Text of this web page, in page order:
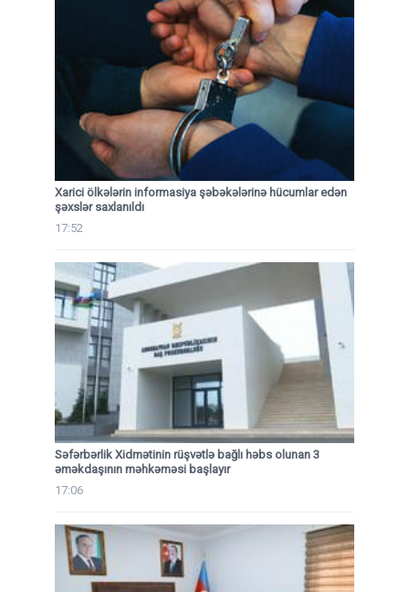
Xarici ölkələrin informasiya şəbəkələrinə hücumlar edən
şəxslər saxlanıldı
17:52
Səfərbərlik Xidmətinin rüşvətlə bağlı həbs olunan 3
əməkdaşının məhkəməsi başlayır
17:06